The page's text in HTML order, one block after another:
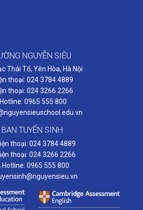
NGUYỄN SIÊU
Thái Tổ, Yên Hòa, Hà Nội
thoại: 024 3784 4889
thoại: 024 3266 2266
Hotline: 0965 555 800
BAN TUYỂN SINH
thoại: 024 3784 4889
thoại: 024 3266 2266
Hotline: 0965 555 800